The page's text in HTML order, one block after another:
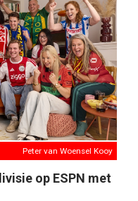
Peter van Woensel Kooy
op ESPN met